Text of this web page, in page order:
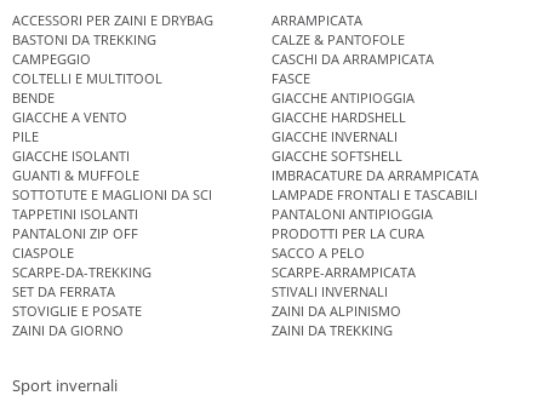
ACCESSORI PER ZAINI E DRYBAG
ARRAMPICATA
BASTONI DA TREKKING
CALZE & PANTOFOLE
CAMPEGGIO
CASCHI DA ARRAMPICATA
COLTELLI E MULTITOOL
FASCE
BENDE
GIACCHE ANTIPIOGGIA
GIACCHE A VENTO
GIACCHE HARDSHELL
PILE
GIACCHE INVERNALI
GIACCHE ISOLANTI
GIACCHE SOFTSHELL
GUANTI & MUFFOLE
IMBRACATURE DA ARRAMPICATA
SOTTOTUTE E MAGLIONI DA SCI
LAMPADE FRONTALI E TASCABILI
TAPPETINI ISOLANTI
PANTALONI ANTIPIOGGIA
PANTALONI ZIP OFF
PRODOTTI PER LA CURA
CIASPOLE
SACCO A PELO
SCARPE-DA-TREKKING
SCARPE-ARRAMPICATA
SET DA FERRATA
STIVALI INVERNALI
STOVIGLIE E POSATE
ZAINI DA ALPINISMO
ZAINI DA GIORNO
ZAINI DA TREKKING
Sport invernali